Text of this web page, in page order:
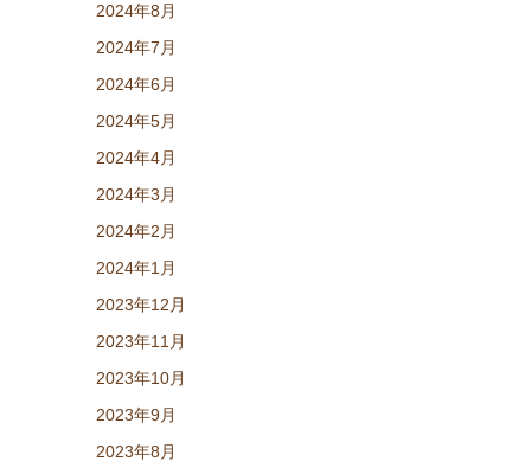
2024年8月
2024年7月
2024年6月
2024年5月
2024年4月
2024年3月
2024年2月
2024年1月
2023年12月
2023年11月
2023年10月
2023年9月
2023年8月